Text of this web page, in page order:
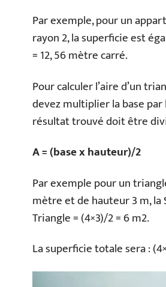
Par exemple, pour un
rayon 2, la superficie est
= 12, 56 mètre carré.
Pour calculer l’aire d’un
devez multiplier la base par
résultat trouvé doit être
A = (base x hauteur)/2
Par exemple pour un
mètre et de hauteur 3 m, la
Triangle = (4×3)/2 = 6 m2.
La superficie totale sera :